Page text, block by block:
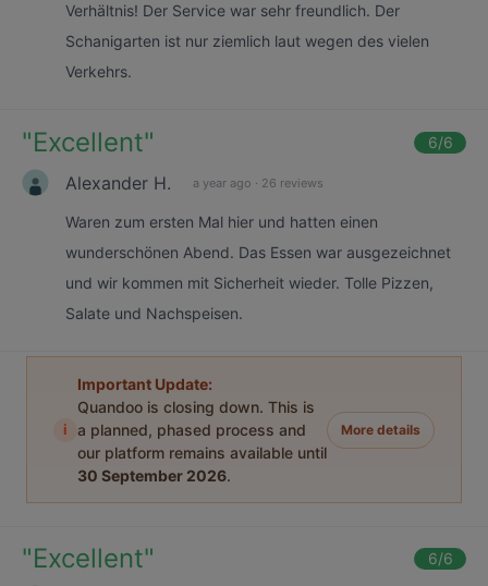
Verhältnis! Der Service war sehr freundlich. Der
Schanigarten ist nur ziemlich laut wegen des vielen
Verkehrs.
"Excellent" 6/6
Alexander H. a year ago · 26 reviews
Waren zum ersten Mal hier und hatten einen
wunderschönen Abend. Das Essen war ausgezeichnet
und wir kommen mit Sicherheit wieder. Tolle Pizzen,
Salate und Nachspeisen.
i
Important Update:
Quandoo is closing down. This is
a planned, phased process and
our platform remains available until
30 September 2026.
More details
"Excellent" 6/6